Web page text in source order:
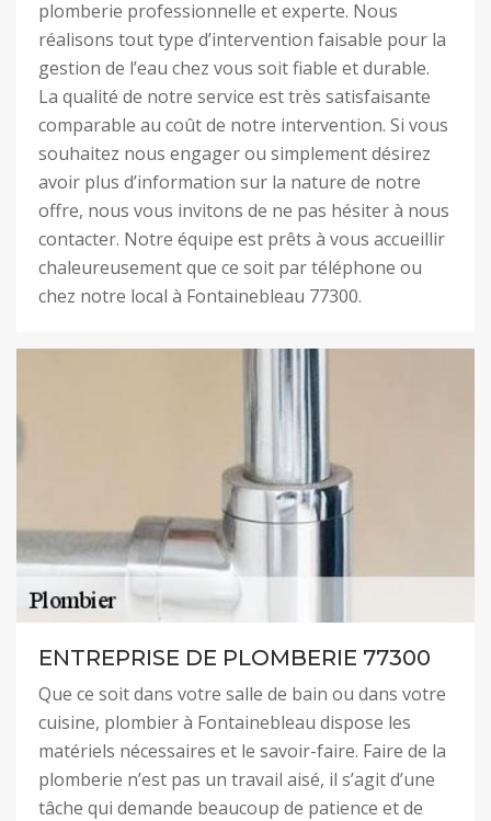
plomberie professionnelle et experte. Nous
réalisons tout type d’intervention faisable pour la
gestion de l’eau chez vous soit fiable et durable.
La qualité de notre service est très satisfaisante
comparable au coût de notre intervention. Si vous
souhaitez nous engager ou simplement désirez
avoir plus d’information sur la nature de notre
offre, nous vous invitons de ne pas hésiter à nous
contacter. Notre équipe est prêts à vous accueillir
chaleureusement que ce soit par téléphone ou
chez notre local à Fontainebleau 77300.
ENTREPRISE DE PLOMBERIE 77300
Que ce soit dans votre salle de bain ou dans votre
cuisine, plombier à Fontainebleau dispose les
matériels nécessaires et le savoir-faire. Faire de la
plomberie n’est pas un travail aisé, il s’agit d’une
tâche qui demande beaucoup de patience et de